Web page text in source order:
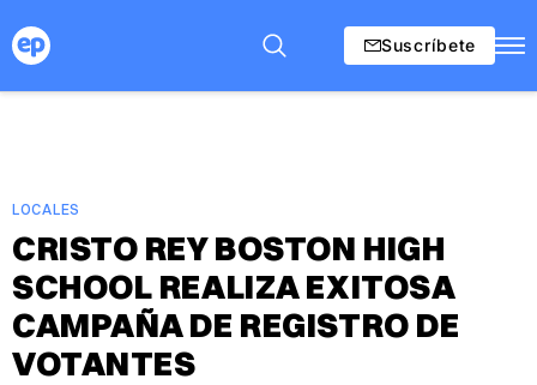
Suscríbete
LOCALES
CRISTO REY BOSTON HIGH
SCHOOL REALIZA EXITOSA
CAMPAÑA DE REGISTRO DE
VOTANTES